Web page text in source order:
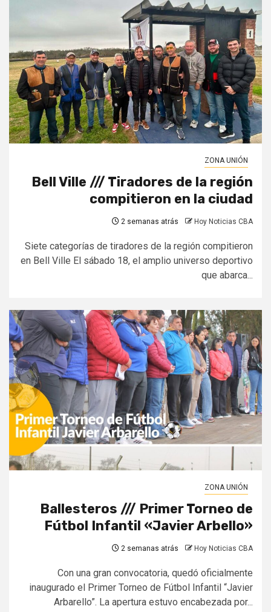
ZONA UNIÓN
Bell Ville /// Tiradores de la región
compitieron en la ciudad
2 semanas atrás Hoy Noticias CBA
Siete categorías de tiradores de la región compitieron
en Bell Ville El sábado 18, el amplio universo deportivo
que abarca...
ZONA UNIÓN
Ballesteros /// Primer Torneo de
Fútbol Infantil «Javier Arbello»
2 semanas atrás Hoy Noticias CBA
Con una gran convocatoria, quedó oficialmente
inaugurado el Primer Torneo de Fútbol Infantil “Javier
Arbarello”. La apertura estuvo encabezada por...